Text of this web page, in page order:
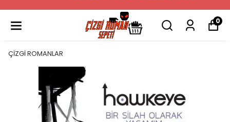
0
ÇİZGİ ROMANLAR